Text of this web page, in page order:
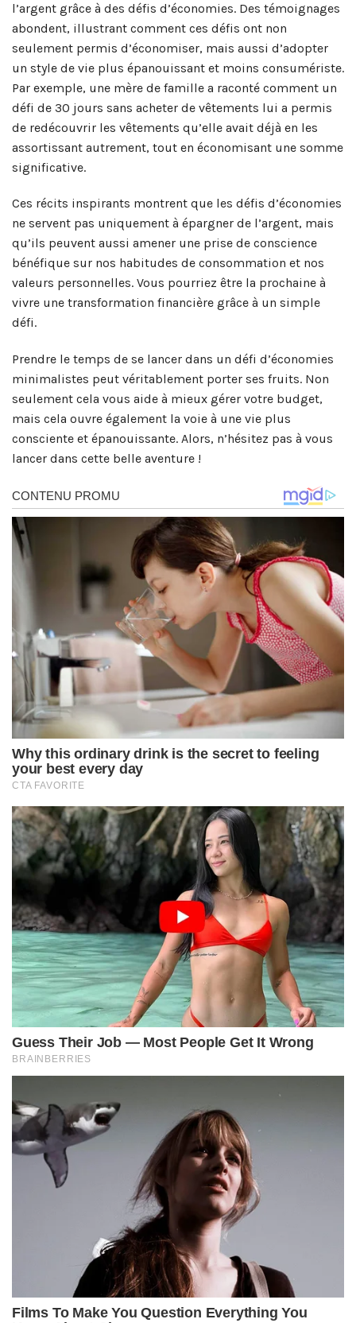
l’argent grâce à des défis d’économies. Des témoignages
abondent, illustrant comment ces défis ont non
seulement permis d’économiser, mais aussi d’adopter
un style de vie plus épanouissant et moins consumériste.
Par exemple, une mère de famille a raconté comment un
défi de 30 jours sans acheter de vêtements lui a permis
de redécouvrir les vêtements qu’elle avait déjà en les
assortissant autrement, tout en économisant une somme
significative.
Ces récits inspirants montrent que les défis d’économies
ne servent pas uniquement à épargner de l’argent, mais
qu’ils peuvent aussi amener une prise de conscience
bénéfique sur nos habitudes de consommation et nos
valeurs personnelles. Vous pourriez être la prochaine à
vivre une transformation financière grâce à un simple
défi.
Prendre le temps de se lancer dans un défi d’économies
minimalistes peut véritablement porter ses fruits. Non
seulement cela vous aide à mieux gérer votre budget,
mais cela ouvre également la voie à une vie plus
consciente et épanouissante. Alors, n’hésitez pas à vous
lancer dans cette belle aventure !